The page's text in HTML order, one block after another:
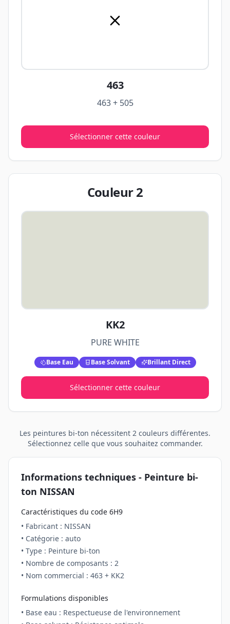
463
463 + 505
Sélectionner cette couleur
Couleur2
KK2
PURE WHITE
Base Eau Base Solvant Brillant Direct
Sélectionner cette couleur
Les peintures bi-ton nécessitent 2 couleurs différentes.
Sélectionnez celle que vous souhaitez commander.
Informations techniques - Peinture bi-
ton NISSAN
Caractéristiques du code 6H9
• Fabricant : NISSAN
• Catégorie : auto
• Type : Peinture bi-ton
• Nombre de composants : 2
• Nom commercial : 463 + KK2
Formulations disponibles
• Base eau : Respectueuse de l'environnement